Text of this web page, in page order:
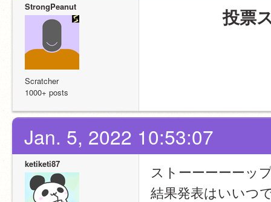
StrongPeanut
Scratcher
1000+ posts
投票
Jan. 5, 2022 10:53:07
ketiketi87
ストーーーーーッ
結果発表はいいつ